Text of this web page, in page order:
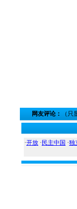
网友评论： （
·开放 · 民主中国 ·独